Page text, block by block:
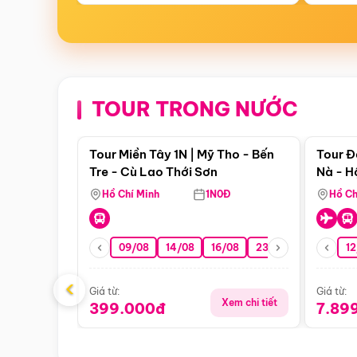
TOUR TRONG NƯỚC
Điểm nổi bật
Tour Miền Tây 1N | Mỹ Tho - Bến
Tre - Cù Lao Thới Sơn
Hồ Chí Minh 1N0Đ
09/08 14/08 16/08 23/08 30/08
Giá từ:
399.000đ Xem chi tiết
Tour
Nà -
Nha
Hồ
Giá từ:
‹